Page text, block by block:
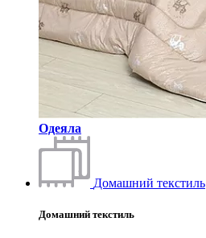
Одеяла
Домашний текстиль
Домашний текстиль